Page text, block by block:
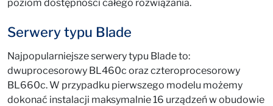
poziom dostępności całego rozwiązania.
Serwery typu Blade
Najpopularniejsze serwery typu Blade to:
dwuprocesorowy BL460c oraz czteroprocesorowy
BL660c. W przypadku pierwszego modelu możemy
dokonać instalacji maksymalnie 16 urządzeń w obudowie